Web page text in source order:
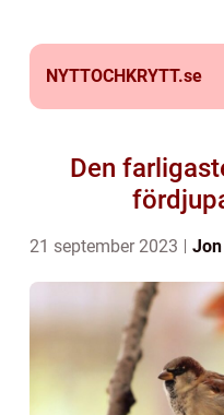
NYTTOCHKRYTT.se
Den
21 september 2023